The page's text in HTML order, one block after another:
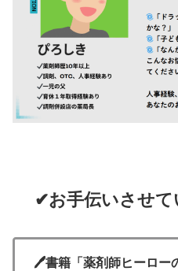
✔お手伝いさせて
🖊書籍「薬剤師ヒーロー